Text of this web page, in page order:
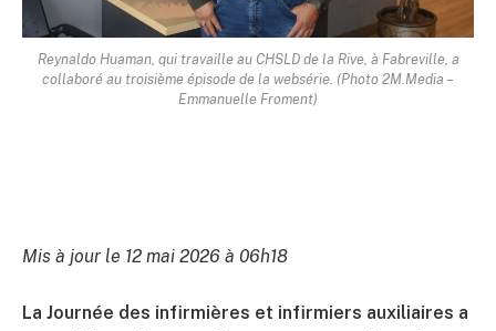
Reynaldo Huaman, qui travaille au CHSLD de la Rive, à Fabreville, a
collaboré au troisième épisode de la websérie. (Photo 2M.Media –
Emmanuelle Froment)
Mis à jour le 12 mai 2026 à 06h18
La Journée des infirmières et infirmiers auxiliaires a